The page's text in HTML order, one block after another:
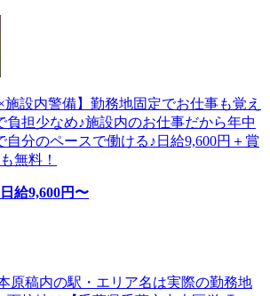
施設内警備】勤務地固定でお仕事も覚え
担少なめ♪施設内のお仕事だから年中
分のペースで働ける♪日給9,600円＋賞
無料！
日給9,600円〜
原稿内の駅・エリア名は実際の勤務地